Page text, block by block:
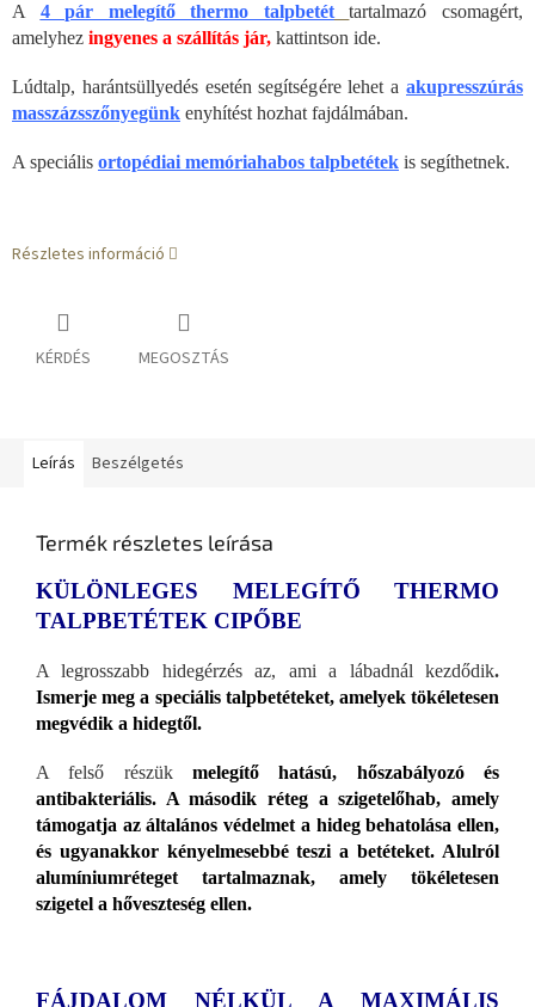
A 4 pár melegítő thermo talpbetét
tartalmazó csomagért,
amelyhez ingyenes a szállítás jár, kattintson ide.
Lúdtalp, harántsüllyedés esetén segítségére lehet a akupresszúrás
masszázsszőnyegünk enyhítést hozhat fajdálmában.
A speciális ortopédiai memóriahabos talpbetétek is segíthetnek.
Részletes információ
KÉRDÉS MEGOSZTÁS
Leírás Beszélgetés
Termék részletes leírása
KÜLÖNLEGES MELEGÍTŐ THERMO
TALPBETÉTEK CIPŐBE
A legrosszabb hidegérzés az, ami a lábadnál kezdődik.
Ismerje meg a speciális talpbetéteket, amelyek tökéletesen
megvédik a hidegtől.
A felső részük melegítő hatású, hőszabályozó és
antibakteriális. A második réteg a szigetelőhab, amely
támogatja az általános védelmet a hideg behatolása ellen,
és ugyanakkor kényelmesebbé teszi a betéteket. Alulról
alumíniumréteget tartalmaznak, amely tökéletesen
szigetel a hőveszteség ellen.
FÁJDALOM NÉLKÜL A MAXIMÁLIS